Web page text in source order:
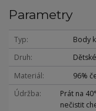
Parametry
Typ
Body
Druh
Dětské
Materiál
96%
Údržba
Prát na
nečistit